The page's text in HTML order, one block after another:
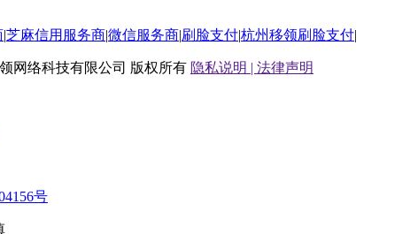
|芝麻信用服务商|微信服务商|刷脸支付|杭州移领刷脸支付|
网络科技有限公司 版权所有 隐私说明 | 法律声明
号